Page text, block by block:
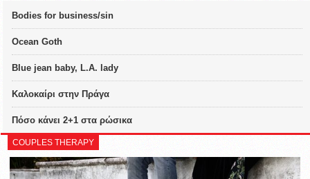
Bodies for business/sin
Ocean Goth
Blue jean baby, L.A. lady
Καλοκαίρι στην Πράγα
Πόσο κάνει 2+1 στα ρώσικα
COUPLES THERAPY